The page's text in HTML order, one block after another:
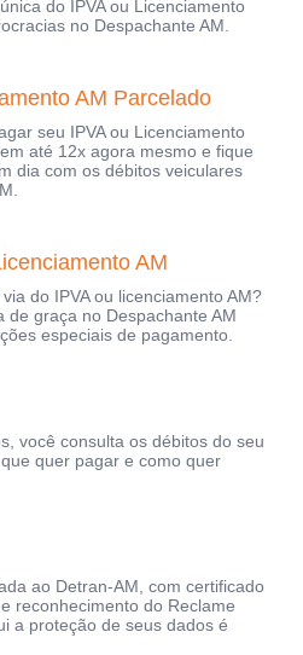
do IPVA ou Licenciamento
no Despachante AM.
AM Parcelado
seu IPVA ou Licenciamento
até 12x agora mesmo e fique
dia com os débitos veiculares
AM
do IPVA ou licenciamento AM?
de graça no Despachante AM
especiais de pagamento.
você consulta os débitos do seu
quer pagar e como quer
ao Detran-AM, com certificado
reconhecimento do Reclame
a proteção de seus dados é